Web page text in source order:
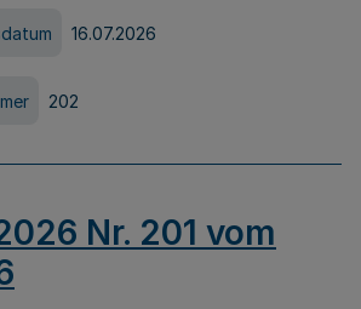
16.07.2026
202
Nr. 201 vom